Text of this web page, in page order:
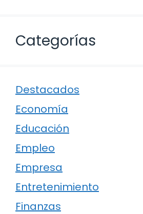
Categorías
Destacados
Economía
Educación
Empleo
Empresa
Entretenimiento
Finanzas